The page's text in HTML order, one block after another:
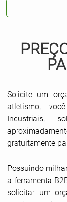
Solicite um
atletismo,
Industriais,
gratuitamente
Possuindo
a ferramenta
solicitar um